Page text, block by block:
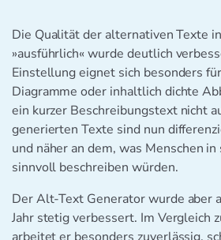
Die Qualität der alternativen Texte
»ausführlich« wurde deutlich
Einstellung eignet sich besonders
Diagramme oder inhaltlich dichte
ein kurzer Beschreibungstext nicht
generierten Texte sind nun
und näher an dem, was Menschen
sinnvoll beschreiben würden.
Der Alt-Text Generator wurde aber
Jahr stetig verbessert. Im Vergleich